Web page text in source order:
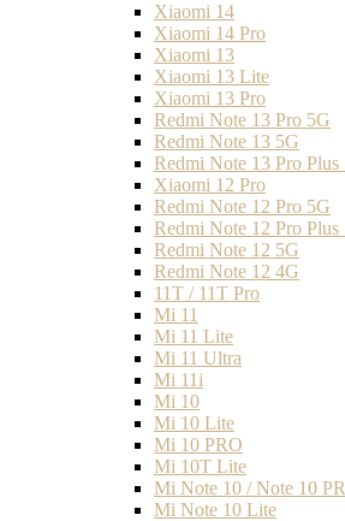
Xiaomi 14
Xiaomi 14 Pro
Xiaomi 13
Xiaomi 13 Lite
Xiaomi 13 Pro
Redmi Note 13 Pro 5G
Redmi Note 13 5G
Redmi Note 13 Pro Plus
Xiaomi 12 Pro
Redmi Note 12 Pro 5G
Redmi Note 12 Pro Plus
Redmi Note 12 5G
Redmi Note 12 4G
11T / 11T Pro
Mi 11
Mi 11 Lite
Mi 11 Ultra
Mi 11i
Mi 10
Mi 10 Lite
Mi 10 PRO
Mi 10T Lite
Mi Note 10 / Note 10
Mi Note 10 Lite